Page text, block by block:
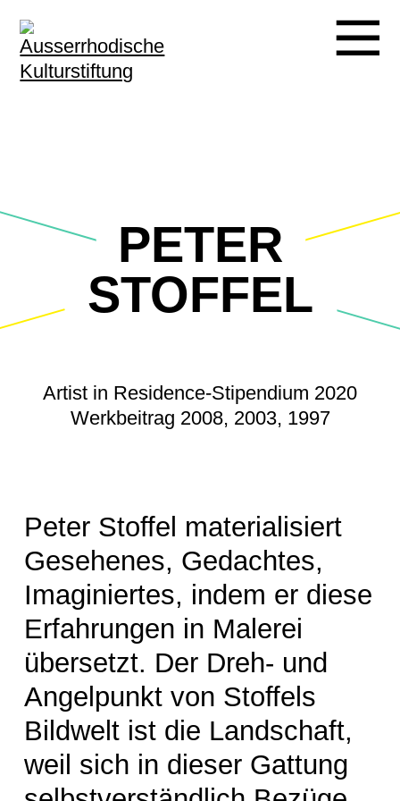
PETER
STOFFEL
Artist in Residence-Stipendium 2020
Werkbeitrag 2008, 2003, 1997
Peter Stoffel materialisiert
Gesehenes, Gedachtes,
Imaginiertes, indem er diese
Erfahrungen in Malerei
übersetzt. Der Dreh- und
Angelpunkt von Stoffels
Bildwelt ist die Landschaft,
weil sich in dieser Gattung